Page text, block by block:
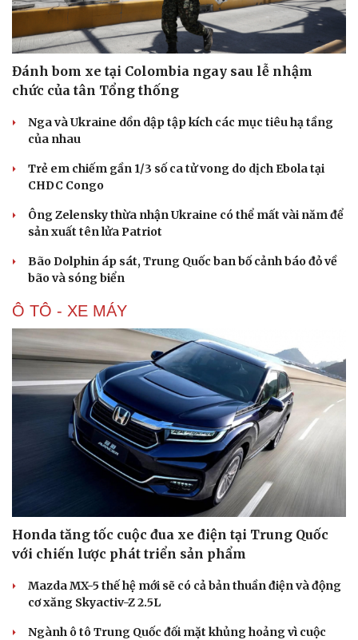
Đánh bom xe tại Colombia ngay sau lễ nhậm
chức của tân Tổng thống
Nga và Ukraine dồn dập tập kích các mục tiêu hạ tầng
của nhau
Trẻ em chiếm gần 1/3 số ca tử vong do dịch Ebola tại
CHDC Congo
Ông Zelensky thừa nhận Ukraine có thể mất vài năm để
sản xuất tên lửa Patriot
Bão Dolphin áp sát, Trung Quốc ban bố cảnh báo đỏ về
bão và sóng biển
Ô TÔ - XE MÁY
Honda tăng tốc cuộc đua xe điện tại Trung Quốc
với chiến lược phát triển sản phẩm
Mazda MX-5 thế hệ mới sẽ có cả bản thuần điện và động
cơ xăng Skyactiv-Z 2.5L
Ngành ô tô Trung Quốc đối mặt khủng hoảng vì cuộc